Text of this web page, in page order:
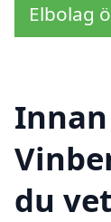
Elbolag
du